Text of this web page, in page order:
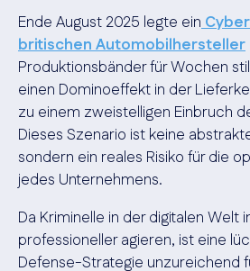
Ende August 2025 legte ein
britischen Automobilhersteller
Produktionsbänder für Wochen
einen Dominoeffekt in der
zu einem zweistelligen Einbruch
Dieses Szenario ist keine
sondern ein reales Risiko für die
jedes Unternehmens.
Da Kriminelle in der digitalen Welt
professioneller agieren, ist eine
Defense-Strategie unzureichend